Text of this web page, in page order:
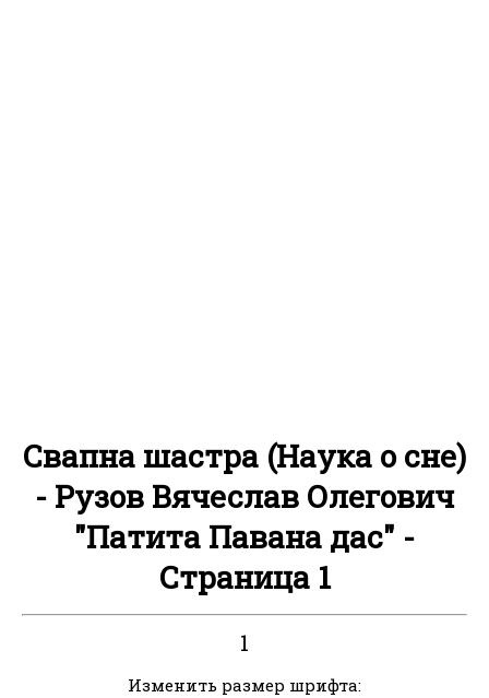
Свапна шастра (Наука о сне)
- Рузов Вячеслав Олегович
"Патита Павана дас" -
Страница 1
1
Изменить размер шрифта: